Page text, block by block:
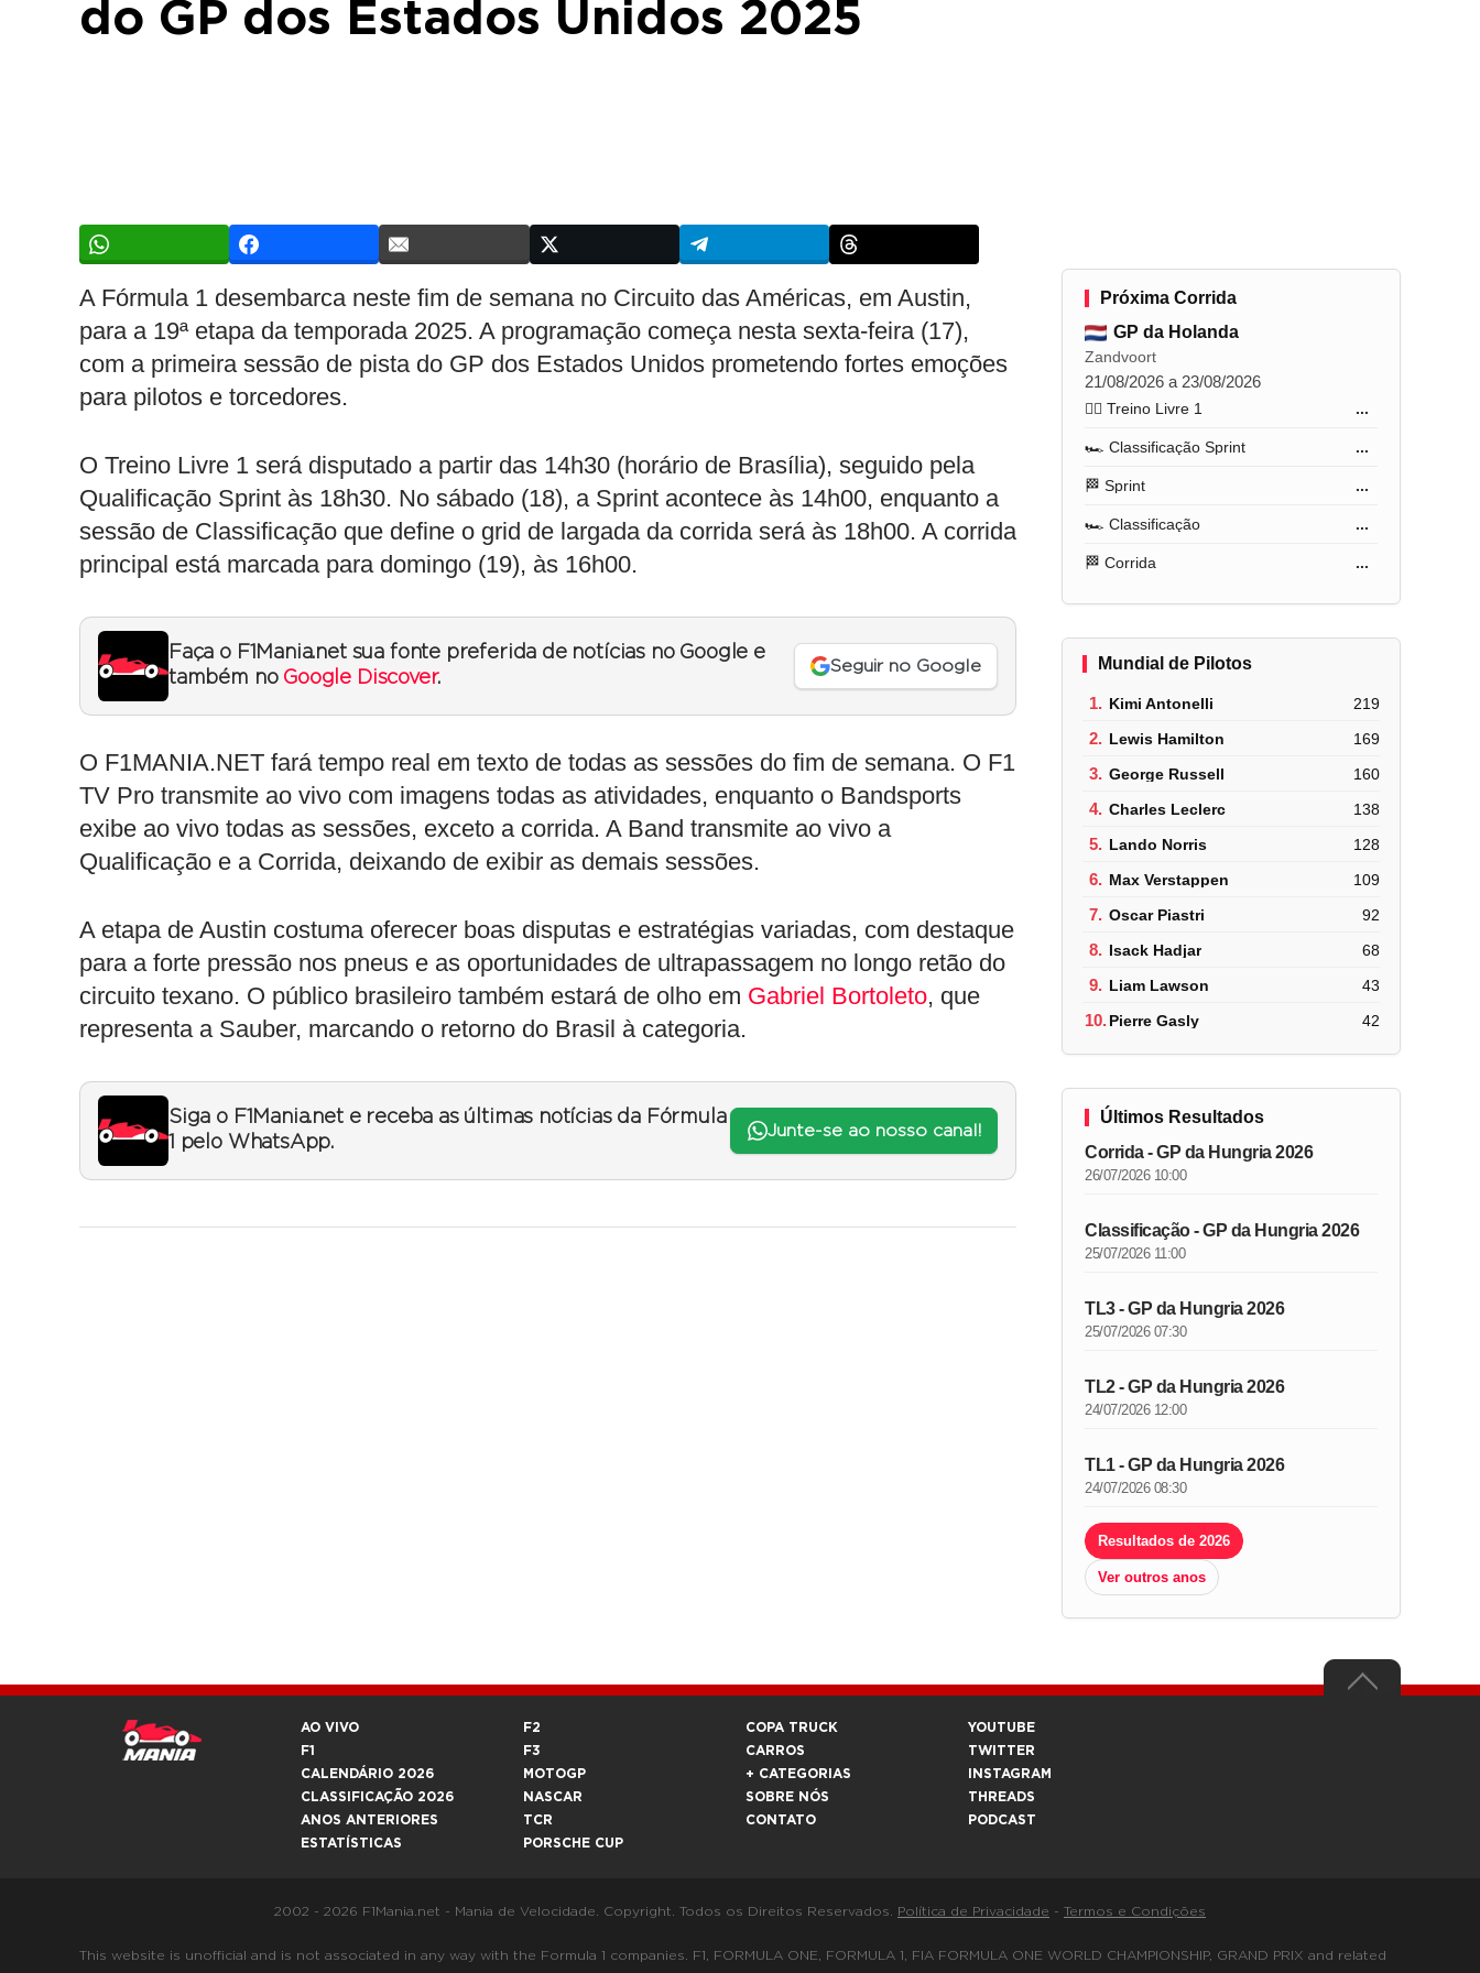
do GP dos Estados Unidos 2025
A Fórmula 1 desembarca neste fim de semana no Circuito das Américas, em Austin,
para a 19ª etapa da temporada 2025. A programação começa nesta sexta-feira (17),
com a primeira sessão de pista do GP dos Estados Unidos prometendo fortes emoções
para pilotos e torcedores.
O Treino Livre 1 será disputado a partir das 14h30 (horário de Brasília), seguido pela
Qualificação Sprint às 18h30. No sábado (18), a Sprint acontece às 14h00, enquanto a
sessão de Classificação que define o grid de largada da corrida será às 18h00. A corrida
principal está marcada para domingo (19), às 16h00.
Faça o F1Mania.net sua fonte preferida de notícias no Google e
também no Google Discover.
Seguir no Google
O F1MANIA.NET fará tempo real em texto de todas as sessões do fim de semana. O F1
TV Pro transmite ao vivo com imagens todas as atividades, enquanto o Bandsports
exibe ao vivo todas as sessões, exceto a corrida. A Band transmite ao vivo a
Qualificação e a Corrida, deixando de exibir as demais sessões.
A etapa de Austin costuma oferecer boas disputas e estratégias variadas, com destaque
para a forte pressão nos pneus e as oportunidades de ultrapassagem no longo retão do
circuito texano. O público brasileiro também estará de olho em Gabriel Bortoleto, que
representa a Sauber, marcando o retorno do Brasil à categoria.
Siga o F1Mania.net e receba as últimas notícias da Fórmula
1 pelo WhatsApp.
Junte-se ao nosso canal!
Próxima Corrida
GP da Holanda
Zandvoort
21/08/2026 a 23/08/2026
🏋️‍♂️ Treino Livre 1 ...
🏎️ Classificação Sprint ...
🏁 Sprint ...
🏎️ Classificação ...
🏁 Corrida ...
Mundial de Pilotos
1. Kimi Antonelli 219
2. Lewis Hamilton 169
3. George Russell 160
4. Charles Leclerc 138
5. Lando Norris 128
6. Max Verstappen 109
7. Oscar Piastri 92
8. Isack Hadjar 68
9. Liam Lawson 43
10.Pierre Gasly 42
Últimos Resultados
Corrida - GP da Hungria 2026
26/07/2026 10:00
Classificação - GP da Hungria 2026
25/07/2026 11:00
TL3 - GP da Hungria 2026
25/07/2026 07:30
TL2 - GP da Hungria 2026
24/07/2026 12:00
TL1 - GP da Hungria 2026
24/07/2026 08:30
Resultados de 2026
Ver outros anos
AO VIVO
F1
CALENDÁRIO 2026
CLASSIFICAÇÃO 2026
ANOS ANTERIORES
ESTATÍSTICAS
F2
F3
MOTOGP
NASCAR
TCR
PORSCHE CUP
COPA TRUCK
CARROS
+ CATEGORIAS
SOBRE NÓS
CONTATO
YOUTUBE
TWITTER
INSTAGRAM
THREADS
PODCAST
2002 - 2026 F1Mania.net - Mania de Velocidade. Copyright. Todos os Direitos Reservados. Política de Privacidade - Termos e Condições
This website is unofficial and is not associated in any way with the Formula 1 companies. F1, FORMULA ONE, FORMULA 1, FIA FORMULA ONE WORLD CHAMPIONSHIP, GRAND PRIX and related